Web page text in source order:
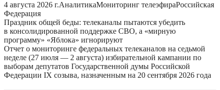
4 августа 2026 г.АналитикаМониторинг телеэфираРоссийская
Федерация
Праздник общей беды: телеканалы пытаются убедить
в консолидированной поддержке СВО, а «мирную
программу» «Яблока» игнорируют
Отчет о мониторинге федеральных телеканалов на седьмой
неделе (27 июля — 2 августа) избирательной кампании по
выборам депутатов Государственной думы Российской
Федерации IX созыва, назначенным на 20 сентября 2026 года